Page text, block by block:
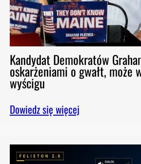
Kandydat Demokratów
oskarżeniami o gwałt, może
wyścigu
Dowiedz się więcej